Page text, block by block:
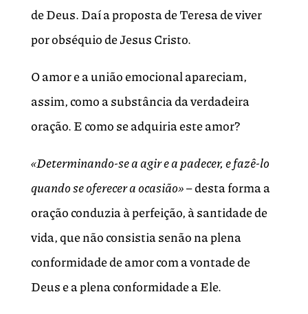
de Deus. Daí a proposta de Teresa de viver
por obséquio de Jesus Cristo.
O amor e a união emocional apareciam,
assim, como a substância da verdadeira
oração. E como se adquiria este amor?
«Determinando-se a agir e a padecer, e fazê-lo
quando se oferecer a ocasião»– desta forma a
oração conduzia à perfeição, à santidade de
vida, que não consistia senão na plena
conformidade de amor com a vontade de
Deus e a plena conformidade a Ele.